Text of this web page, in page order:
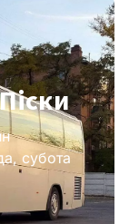
субота